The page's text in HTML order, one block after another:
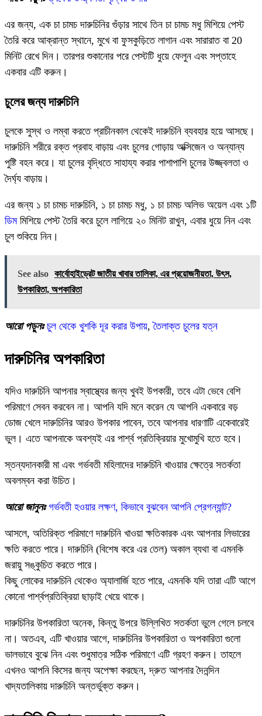
এর জন্য, এক চা চামচ দারুচিনির গুঁড়ার সাথে তিন চা চামচ মধু মিশিয়ে পেস্ট
তৈরি করে আক্রান্ত স্থানে, মুখে বা ফুসকুড়িতে লাগান এবং সারারাত বা 20
মিনিট রেখে দিন। তারপর শুকানোর পরে পেস্টটি ধুয়ে ফেলুন এবং সপ্তাহে
একবার এটি করুন।
চুলের জন্য দারুচিনি
চুলকে সুস্থ ও লম্বা করতে প্রাচীনকাল থেকেই দারুচিনি ব্যবহার হয়ে আসছে।
দারুচিনি শরীরে রক্ত ​​প্রবাহ বাড়ায় এবং চুলের গোড়ায় অক্সিজেন ও অন্যান্য
পুষ্টি বহন করে। যা চুলের বৃদ্ধিতে সাহায্য করার পাশাপাশি চুলের উজ্জ্বলতা ও
দৈর্ঘ্য বাড়ায়।
এর জন্য ১ চা চামচ দারুচিনি, ১ চা চামচ মধু, ১ চা চামচ অলিভ অয়েল এবং ১টি
ডিমমিশিয়ে পেস্ট তৈরি করে চুলে লাগিয়ে ২০ মিনিট রাখুন, এবার ধুয়ে নিন এবং
চুল শুকিয়ে নিন।
See also কার্বোহাইড্রেট জাতীয় খাবার তালিকা, এর প্রয়োজনীয়তা, উৎস,
উপকারিতা, অপকারিতা
আরো পড়ুনঃ চুল থেকে খুশকি দূর করার উপায়,তৈলাক্ত চুলের যত্ন
দারুচিনির অপকারিতা
যদিও দারুচিনি আপনার স্বাস্থ্যের জন্য খুবই উপকারী, তবে এটা ভেবে বেশি
পরিমাণে সেবন করবেন না। আপনি যদি মনে করেন যে আপনি একবারে বড়
ডোজ খেলে দারুচিনির আরও উপকার পাবেন, তবে আপনার ধারণাটি একেবারেই
ভুল। এতে আপনাকে অবশ্যই এর পার্শ্ব প্রতিক্রিয়ার মুখোমুখি হতে হবে।
স্তন্যদানকারী মা এবং গর্ভবতী মহিলাদের দারুচিনি খাওয়ার ক্ষেত্রে সতর্কতা
অবলম্বন করা উচিত।
আরো জানুনঃ গর্ভবতী হওয়ার লক্ষণ, কিভাবে বুঝবেন আপনি প্রেগন্যান্ট?
আসলে, অতিরিক্ত পরিমাণে দারুচিনি খাওয়া ক্ষতিকারক এবং আপনার লিভারের
ক্ষতি করতে পারে। দারুচিনি (বিশেষ করে এর তেল) অকাল ব্যথা বা এমনকি
জরায়ু সঙ্কুচিত করতে পারে।
কিছু লোকের দারুচিনি থেকেও অ্যালার্জি হতে পারে, এমনকি যদি তারা এটি আগে
কোনো পার্শ্বপ্রতিক্রিয়া ছাড়াই খেয়ে থাকে।
দারুচিনির উপকারিতা অনেক, কিন্তু উপরে উল্লিখিত সতর্কতা ভুলে গেলে চলবে
না। অতএব, এটি খাওয়ার আগে, দারুচিনির উপকারিতা ও অপকারিতা গুলো
ভালভাবে বুঝে নিন এবং শুধুমাত্র সঠিক পরিমাণে এটি গ্রহণ করুন। তাহলে
এখনও আপনি কিসের জন্য অপেক্ষা করছেন, দ্রুত আপনার দৈনন্দিন
খাদ্যতালিকায় দারুচিনি অন্তর্ভুক্ত করুন।